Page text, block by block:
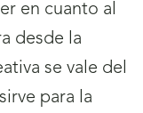
en cuanto al
desde la
se vale del
para la